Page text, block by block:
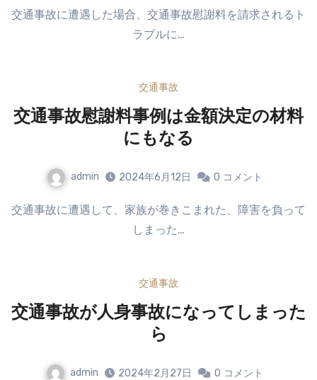
交通事故に遭遇した場合、交通事故慰謝料を請求されるト
ラブルに…
交通事故
交通事故慰謝料事例は金額決定の材料
にもなる
admin 2024年6月12日 0 コメント
交通事故に遭遇して、家族が巻きこまれた、障害を負って
しまった…
交通事故
交通事故が人身事故になってしまった
ら
admin 2024年2月27日 0 コメント